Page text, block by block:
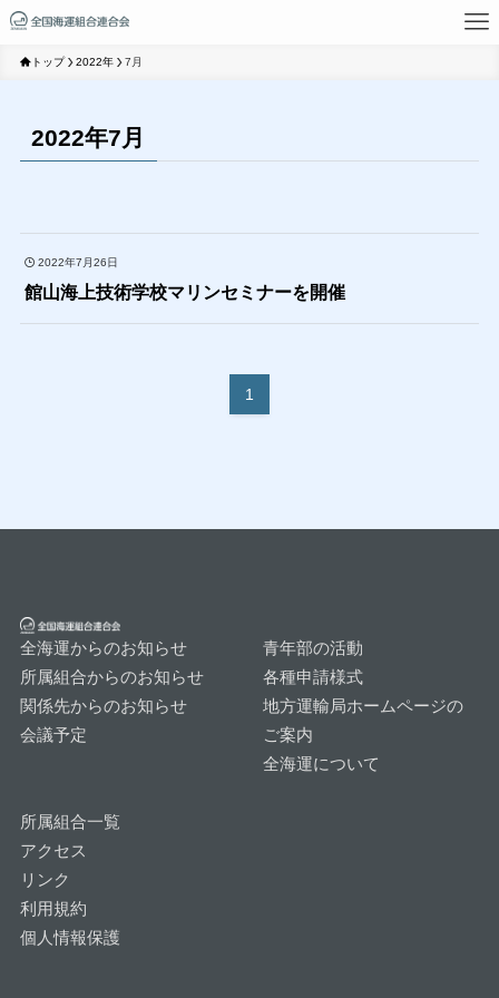
トップ 2022年 7月
2022年7月
2022年7月26日
館山海上技術学校マリンセミナーを開催
1
全海運からのお知らせ
所属組合からのお知らせ
関係先からのお知らせ
会議予定
青年部の活動
各種申請様式
地方運輸局ホームページの
ご案内
全海運について
所属組合一覧
アクセス
リンク
利用規約
個人情報保護